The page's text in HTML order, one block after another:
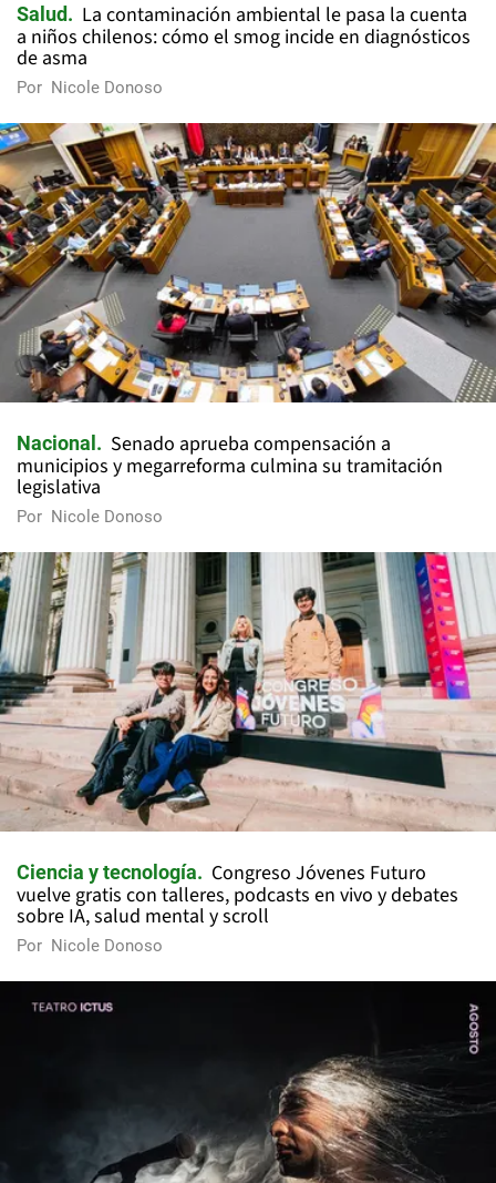
Salud
La contaminación ambiental le pasa la cuenta
a niños chilenos: cómo el smog incide en diagnósticos
de asma
Por Nicole Donoso
Nacional
Senado aprueba compensación a
municipios y megarreforma culmina su tramitación
legislativa
Por Nicole Donoso
Ciencia y tecnología
Congreso Jóvenes Futuro
vuelve gratis con talleres, podcasts en vivo y debates
sobre IA, salud mental y scroll
Por Nicole Donoso